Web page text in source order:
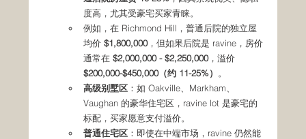
度高，尤其受豪宅买家青睐。
例如，在 Richmond Hill，普通后院的独立屋
均价 $1,800,000，但如果后院是 ravine，房价
通常在 $2,000,000 - $2,250,000，溢价
$200,000-$450,000（约 11-25%）
。
高级别墅区 ：如 Oakville、Markham、
Vaughan 的豪华住宅区，ravine lot 是豪宅的
标配，买家愿意支付溢价。
普通住宅区 ：即使在中端市场，ravine 仍然能